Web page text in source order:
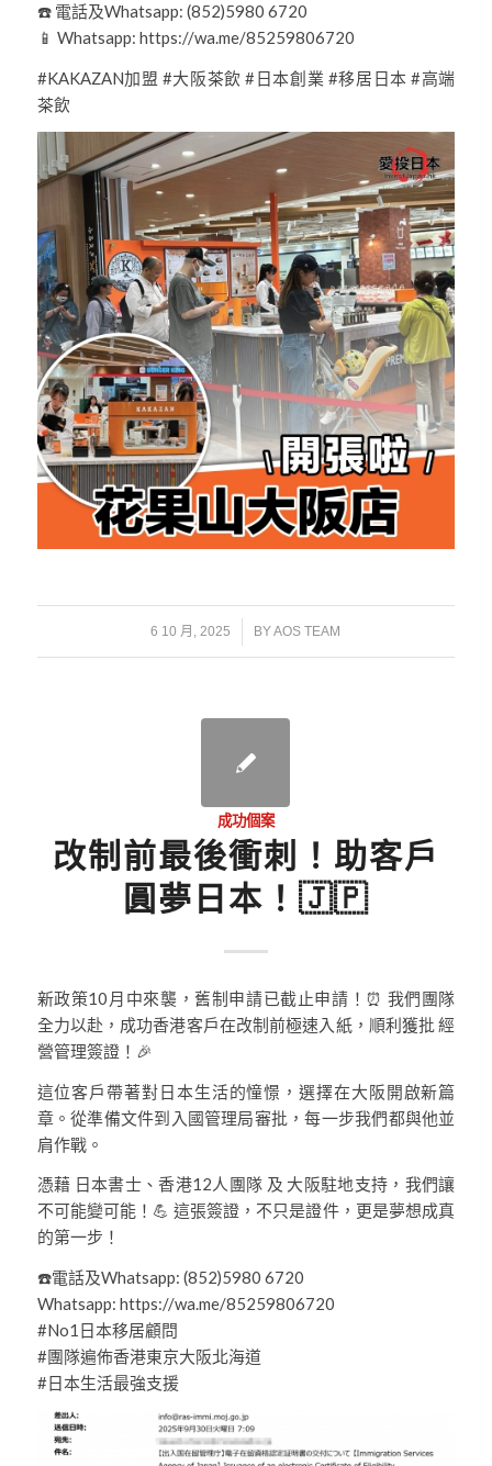
☎️ 電話及Whatsapp: (852)5980 6720
📱 Whatsapp: https://wa.me/85259806720
#KAKAZAN加盟 #大阪茶飲 #日本創業 #移居日本 #高端
茶飲
6 10 月, 2025
/ BYAOS TEAM
成功個案
改制前最後衝刺！助客戶
圓夢日本！🇯🇵
新政策10月中來襲，舊制申請已截止申請！⏰ 我們團隊
全力以赴，成功香港客戶在改制前極速入紙，順利獲批 經
營管理簽證！🎉
這位客戶帶著對日本生活的憧憬，選擇在大阪開啟新篇
章。從準備文件到入國管理局審批，每一步我們都與他並
肩作戰。
憑藉 日本書士、香港12人團隊 及 大阪駐地支持，我們讓
不可能變可能！💪 這張簽證，不只是證件，更是夢想成真
的第一步！
☎️電話及Whatsapp: (852)5980 6720
Whatsapp: https://wa.me/85259806720
#No1日本移居顧問
#團隊遍佈香港東京大阪北海道
#日本生活最強支援